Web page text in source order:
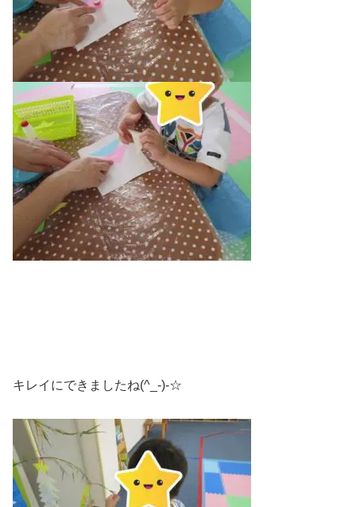
キレイにできましたね(^_-)-☆